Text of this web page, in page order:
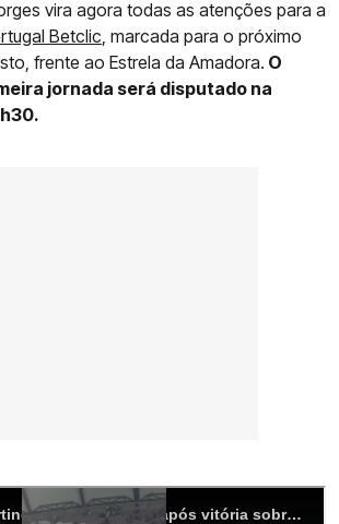
vira agora todas as atenções para a
Betclic, marcada para o próximo
frente ao Estrela da Amadora. O
jornada será disputado na